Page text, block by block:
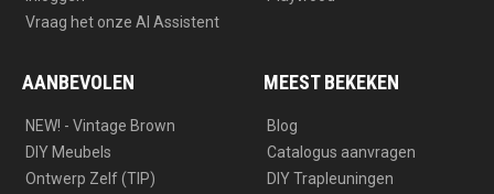
Vraag het onze AI Assistent
AANBEVOLEN
NEW! - Vintage Brown
DIY Meubels
Ontwerp Zelf (TIP)
MEEST BEKEKEN
Blog
Catalogus aanvragen
DIY Trapleuningen